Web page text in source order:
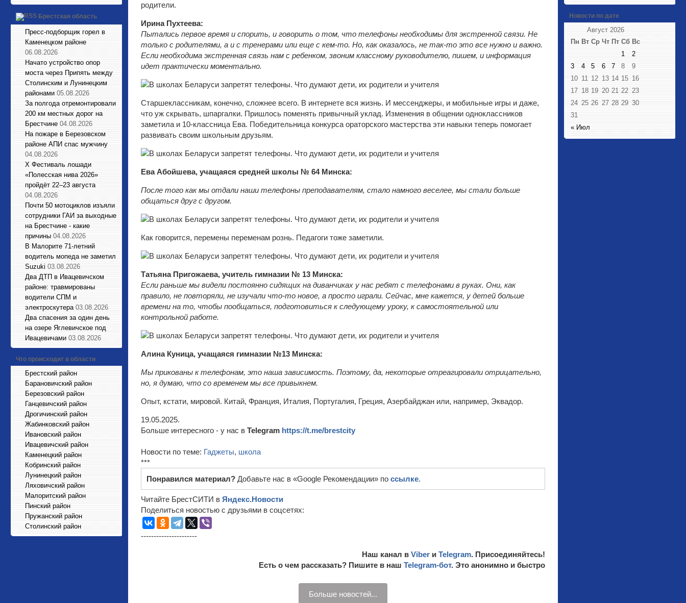
Брестская область
Пресс-подборщик горел в
Каменецком районе
06.08.2026
Начато устройство опор
моста через Припять между
Столинским и Лунинецким
районами 05.08.2026
За полгода отремонтировали
200 км местных дорог на
Брестчине 04.08.2026
На пожаре в Березовском
районе АПИ спас мужчину
04.08.2026
X Фестиваль лошади
«Полесская нива 2026»
пройдёт 22–23 августа
04.08.2026
Почти 50 мотоциклов изъяли
сотрудники ГАИ за выходные
на Брестчине - какие
причины 04.08.2026
В Малорите 71-летний
водитель мопеда не заметил
Suzuki 03.08.2026
Два ДТП в Ивацевичском
районе: травмированы
водители СПМ и
электроскутера 03.08.2026
Два спасения за один день
на озере Яглевичское под
Ивацевичами 03.08.2026
Что происходит в области
Брестский район
Барановичский район
Березовский район
Ганцевичский район
Дрогичинский район
Жабинковский район
Ивановский район
Ивацевичский район
Каменецкий район
Кобринский район
Лунинецкий район
Ляховичский район
Малоритский район
Пинский район
Пружанский район
Столинский район
родители.
Ирина Пухтеева:
Пытались первое время и спорить, и говорить о том, что телефоны необходимы для экстренной связи. Не
только с родителями, а и с тренерами или еще с кем-то. Но, как оказалось, не так-то это все нужно и важно.
Если необходима экстренная связь нам с ребенком, звоним классному руководителю, пишем, и информация
идет практически моментально.
Старшеклассникам, конечно, сложнее всего. В интернете вся жизнь. И мессенджеры, и мобильные игры и даже,
что уж скрывать, шпаргалки. Пришлось поменять привычный уклад. Изменения в общении одноклассников
заметила и 10-классница Ева. Победительница конкурса ораторского мастерства эти навыки теперь помогает
развивать своим школьным друзьям.
Ева Абойшева, учащаяся средней школы № 64 Минска:
После того как мы отдали наши телефоны преподавателям, стало намного веселее, мы стали больше
общаться друг с другом.
Как говорится, перемены переменам рознь. Педагоги тоже заметили.
Татьяна Пригожаева, учитель гимназии № 13 Минска:
Если раньше мы видели постоянно сидящих на диванчиках у нас ребят с телефонами в руках. Они, как
правило, не повторяли, не изучали что-то новое, а просто играли. Сейчас, мне кажется, у детей больше
времени на то, чтобы пообщаться, подготовиться к следующему уроку, к самостоятельной или
контрольной работе.
Алина Куница, учащаяся гимназии №13 Минска:
Мы прикованы к телефонам, это наша зависимость. Поэтому, да, некоторые отреагировали отрицательно,
но, я думаю, что со временем мы все привыкнем.
Опыт, кстати, мировой. Китай, Франция, Италия, Португалия, Греция, Азербайджан или, например, Эквадор.
19.05.2025.
Больше интересного - у нас в Telegram https://t.me/brestcity
Новости по теме: Гаджеты, школа
***
Понравился материал? Добавьте нас в «Google Рекомендации» по ссылке.
Читайте БрестСИТИ в Яндекс.Новости
Поделиться новостью с друзьями в соцсетях:
----------------------
Наш канал в Viber и Telegram. Присоединяйтесь!
Есть о чем рассказать? Пишите в наш Telegram-бот. Это анонимно и быстро
Больше новостей...
Новости по дате
Август 2026
Пн Вт Ср Чт Пт Сб Вс
« Июл
1
2
3
4 5 6 7 8
9
10 11 12 13 14 15 16
17 18 19 20 21 22 23
24 25 26 27 28 29 30
31